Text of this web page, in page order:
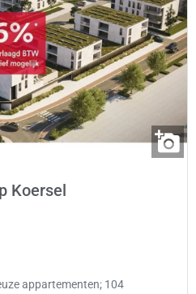
Koersel
appartementen; 104